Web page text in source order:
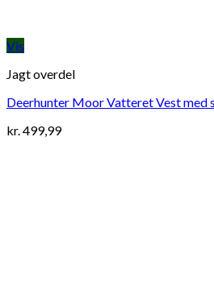
Vis
Jagt overdel
Deerhunter Moor Vatteret Vest
kr.499,99